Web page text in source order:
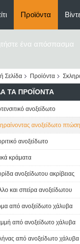
Προϊόντα
ένα απόσπασμα
Σελίδα Προϊόντα
ΤΑ ΠΡΟΪΌΝΤΑ
ανοξείδωτο
ανοξείδωτο
ανοξείδωτο
κράματα
ανοξείδωτου ακρίβειας
και σπείρα ανοξείδωτου
από ανοξείδωτο χάλυβα
από ανοξείδωτο χάλυβα
από ανοξείδωτο χάλυβα